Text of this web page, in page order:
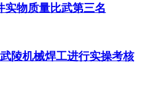
实物质量比武第三名
陵机械焊工进行实操考核